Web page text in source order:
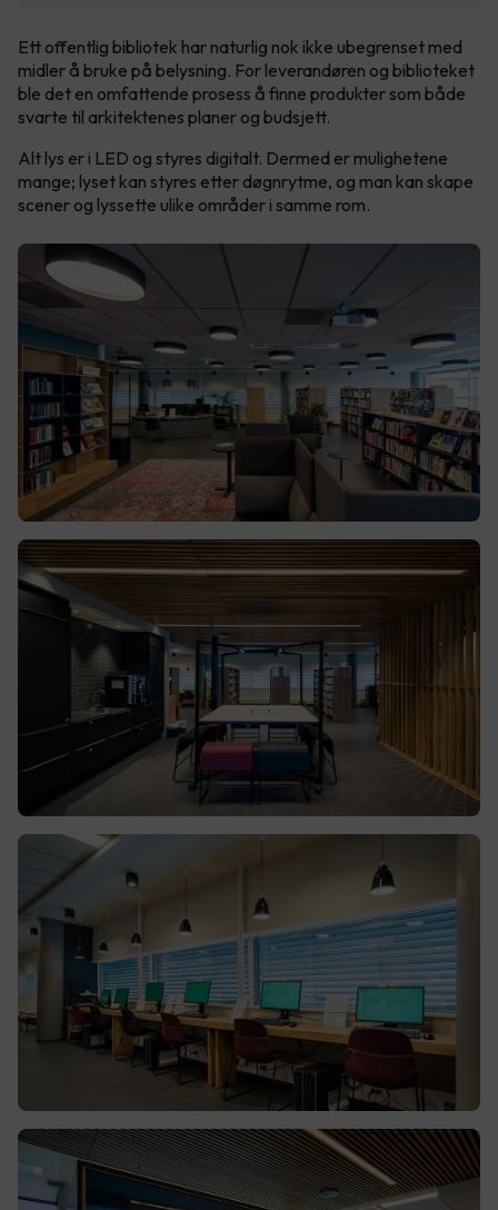
Ett offentlig bibliotek har naturlig nok ikke ubegrenset med
midler å bruke på belysning. For leverandøren og biblioteket
ble det en omfattende prosess å finne produkter som både
svarte til arkitektenes planer og budsjett.
Alt lys er i LED og styres digitalt. Dermed er mulighetene
mange; lyset kan styres etter døgnrytme, og man kan skape
scener og lyssette ulike områder i samme rom.